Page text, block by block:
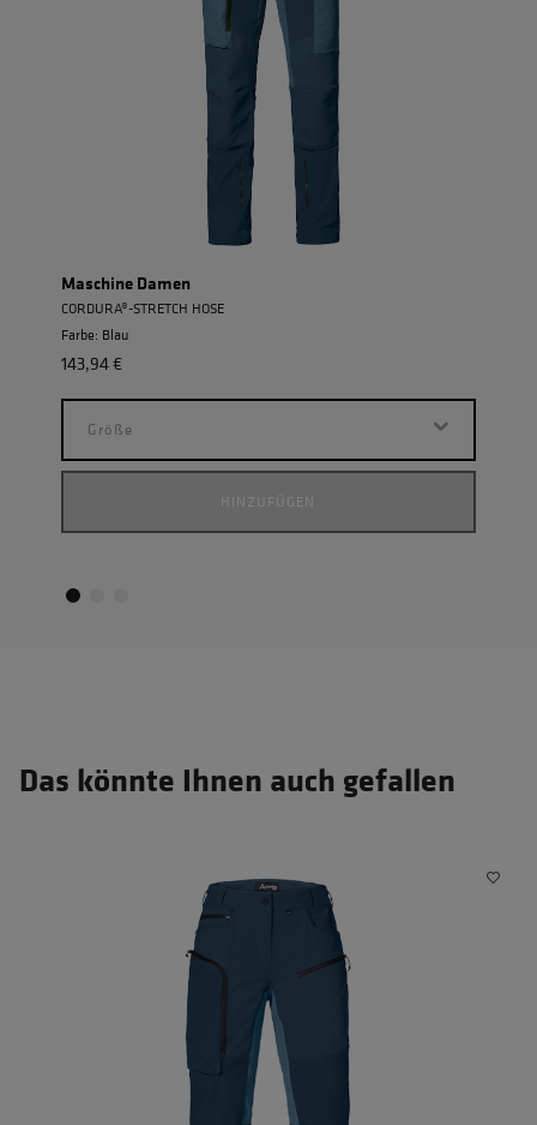
Maschine Damen
CORDURA®-STRETCH HOSE
Farbe: Blau
143,94 €
Größe
HINZUFÜGEN
Das könnte Ihnen auch gefallen